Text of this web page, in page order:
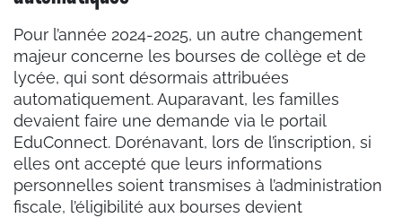
Pour l’année 2024-2025, un autre changement
majeur concerne les bourses de collège et de
lycée, qui sont désormais attribuées
automatiquement. Auparavant, les familles
devaient faire une demande via le portail
EduConnect. Dorénavant, lors de l’inscription, si
elles ont accepté que leurs informations
personnelles soient transmises à l’administration
fiscale, l’éligibilité aux bourses devient